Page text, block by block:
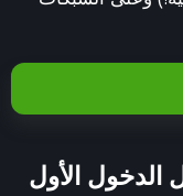
الدخول الأول